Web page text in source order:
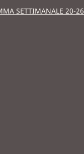
SETTIMANALE 20-26